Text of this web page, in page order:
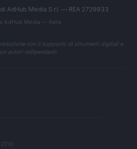
AdHub Media S.r.l. — REA 2729933
AdHub Media — Italia
con il supporto di strumenti digitali e
autori indipendenti.